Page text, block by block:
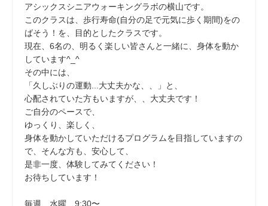
アシックスシニアウォーキングラボの横山です。
このクラスは、歩行寿命(自分の足で元気に歩く期間)をの
ばそう！を、目的としたクラスです。
現在、6名の、明るく楽しい皆さんと一緒に、身体を動か
しています^_^
その中には、
「久しぶりの運動...大丈夫かな、、」と、
心配されていた方もいますが、、大丈夫です！
ご自分のペースで、
ゆっくり、楽しく、
身体を動かしていただけるプログラムを目指していますの
で、そんな方も、安心して、
是非一度、体験してみてください！
お待ちしています！
毎週 水曜 9:30〜